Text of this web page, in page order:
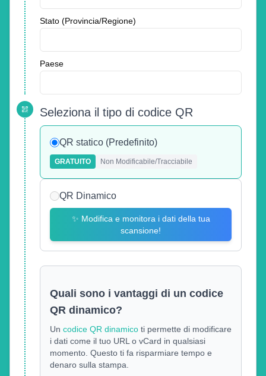
Stato (Provincia/Regione)
Paese
Seleziona il tipo di codice QR
QR statico (Predefinito)
GRATUITO Non Modificabile/Tracciabile
QR Dinamico
✨ Modifica e monitora i dati della tua
scansione!
Quali sono i vantaggi di un codice
QR dinamico?
Un codice QR dinamico ti permette di modificare
i dati come il tuo URL o vCard in qualsiasi
momento. Questo ti fa risparmiare tempo e
denaro sulla stampa.